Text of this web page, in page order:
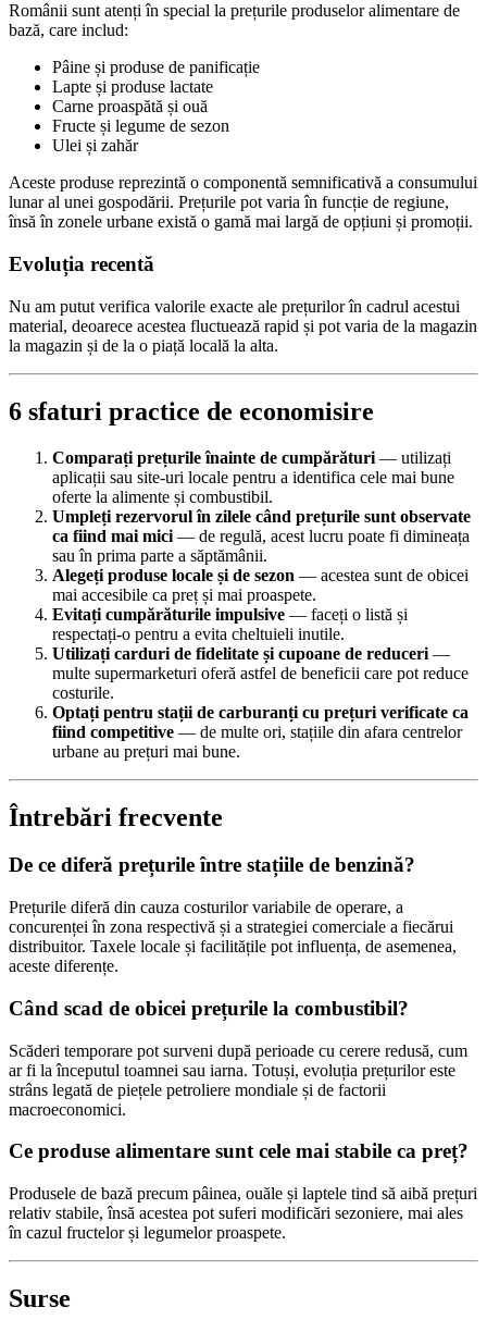
Românii sunt atenți în special la prețurile produselor alimentare de
bază, care includ:
Pâine și produse de panificație
Lapte și produse lactate
Carne proaspătă și ouă
Fructe și legume de sezon
Ulei și zahăr
Aceste produse reprezintă o componentă semnificativă a consumului
lunar al unei gospodării. Prețurile pot varia în funcție de regiune,
însă în zonele urbane există o gamă mai largă de opțiuni și promoții.
Evoluția recentă
Nu am putut verifica valorile exacte ale prețurilor în cadrul acestui
material, deoarece acestea fluctuează rapid și pot varia de la magazin
la magazin și de la o piață locală la alta.
6 sfaturi practice de economisire
Comparați prețurile înainte de cumpărături — utilizați
aplicații sau site-uri locale pentru a identifica cele mai bune
oferte la alimente și combustibil.
Umpleți rezervorul în zilele când prețurile sunt observate
ca fiind mai mici — de regulă, acest lucru poate fi dimineața
sau în prima parte a săptămânii.
Alegeți produse locale și de sezon — acestea sunt de obicei
mai accesibile ca preț și mai proaspete.
Evitați cumpărăturile impulsive — faceți o listă și
respectați-o pentru a evita cheltuieli inutile.
Utilizați carduri de fidelitate și cupoane de reduceri —
multe supermarketuri oferă astfel de beneficii care pot reduce
costurile.
Optați pentru stații de carburanți cu prețuri verificate ca
fiind competitive — de multe ori, stațiile din afara centrelor
urbane au prețuri mai bune.
Întrebări frecvente
De ce diferă prețurile între stațiile de benzină?
Prețurile diferă din cauza costurilor variabile de operare, a
concurenței în zona respectivă și a strategiei comerciale a fiecărui
distribuitor. Taxele locale și facilitățile pot influența, de asemenea,
aceste diferențe.
Când scad de obicei prețurile la combustibil?
Scăderi temporare pot surveni după perioade cu cerere redusă, cum
ar fi la începutul toamnei sau iarna. Totuși, evoluția prețurilor este
strâns legată de piețele petroliere mondiale și de factorii
macroeconomici.
Ce produse alimentare sunt cele mai stabile ca preț?
Produsele de bază precum pâinea, ouăle și laptele tind să aibă prețuri
relativ stabile, însă acestea pot suferi modificări sezoniere, mai ales
în cazul fructelor și legumelor proaspete.
Surse